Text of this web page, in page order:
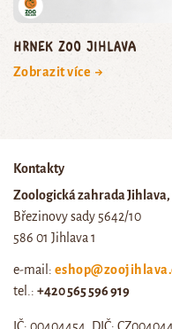
Hrnek Zoo Jihlava
Zobrazit více →
Kontakty
Zoologická zahrada
Březinovy sady 5642/10
586 01 Jihlava 1
e-mail:
tel.: +420 565 596 919